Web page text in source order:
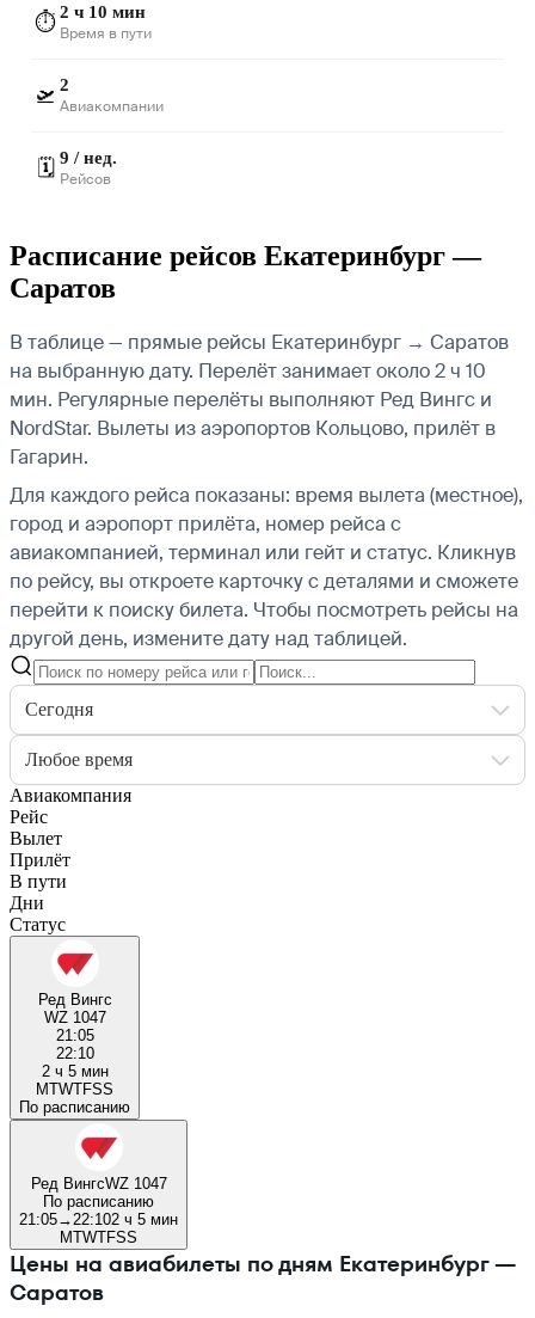
⏱️2 ч 10 мин
Время в пути
🛫 2
Авиакомпании
🗓️ 9 / нед.
Рейсов
Расписание рейсов Екатеринбург —
Саратов
В таблице — прямые рейсы Екатеринбург → Саратов
на выбранную дату. Перелёт занимает около 2 ч 10
мин. Регулярные перелёты выполняют Ред Вингс и
NordStar. Вылеты из аэропортов Кольцово, прилёт в
Гагарин.
Для каждого рейса показаны: время вылета (местное),
город и аэропорт прилёта, номер рейса с
авиакомпанией, терминал или гейт и статус. Кликнув
по рейсу, вы откроете карточку с деталями и сможете
перейти к поиску билета. Чтобы посмотреть рейсы на
другой день, измените дату над таблицей.
Сегодня
Любое время
Авиакомпания
Рейс
Вылет
Прилёт
В пути
Дни
Статус
Ред Вингс
WZ 1047
21:05
22:10
2 ч 5 мин
MTWTFSS
По расписанию
Ред ВингсWZ 1047
По расписанию
21:05→ 22:102 ч 5 мин
MTWTFSS
Цены на авиабилеты по дням Екатеринбург —
Саратов